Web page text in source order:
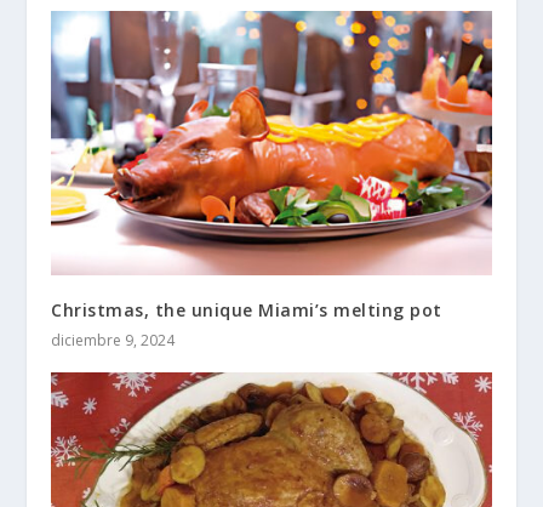
Christmas, the unique Miami’s melting pot
diciembre 9, 2024